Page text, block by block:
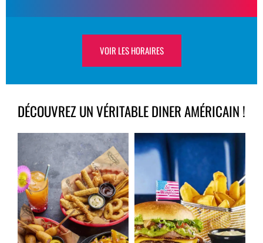
VOIR LES HORAIRES
DÉCOUVREZ UN VÉRITABLE DINER AMÉRICAIN !